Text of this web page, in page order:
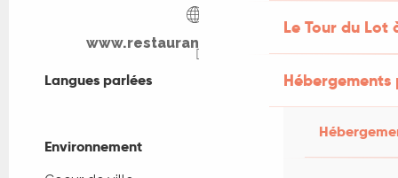
Le Tour du Lot
www.restaurant-delportel.net
Langues parlées
Langues parlées
Environnement
Environnement